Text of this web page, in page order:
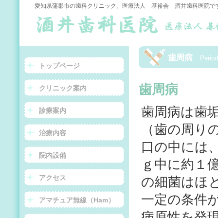
愛知県蒲郡市の歯科クリニック。医療法人 基裕会 酒井歯科医院で
歯周病
歯周病
歯周病は歯
（歯の周り
口の中には
ｇ中に約１
の細菌はほ
一定の条件
トップページ
クリニック案内
診療案内
治療内容
院内設備
アクセス
アマチュア無線（Ham）